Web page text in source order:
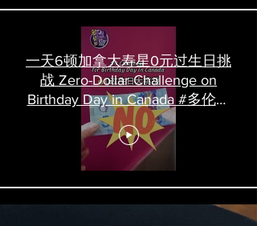
一天6顿加拿大寿星0元过生日挑
战 Zero-Dollar Challenge on
Birthday Day in Canada #多伦多
吃喝玩乐 #多伦多美食
#torontofood